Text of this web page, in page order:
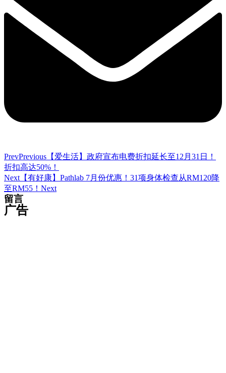
PrevPrevious 【爱生活】政府宣布电费折扣延长至12月31日！
折扣高达50%！
Next 【有好康】Pathlab 7月份优惠！31项身体检查从RM120降
至RM55！ Next
留言
广告